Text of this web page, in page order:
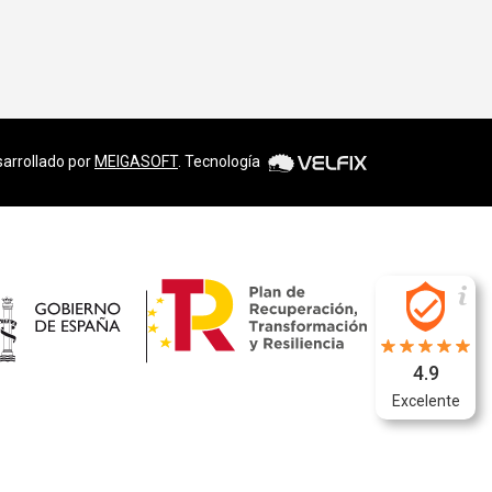
por MEIGASOFT. Tecnología
4.9
Excelente